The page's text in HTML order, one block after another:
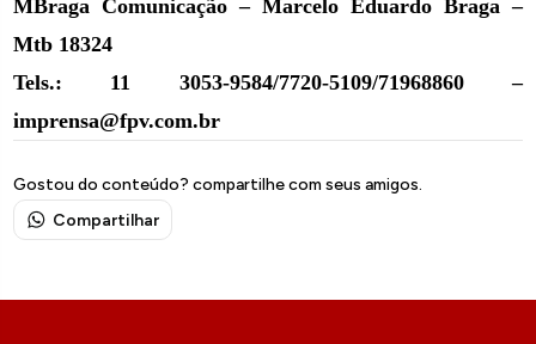
MBraga Comunicação – Marcelo Eduardo Braga –
Mtb 18324
Tels.: 11 3053-9584/7720-5109/71968860 –
imprensa@fpv.com.br
Gostou do conteúdo? compartilhe com seus amigos.
Compartilhar